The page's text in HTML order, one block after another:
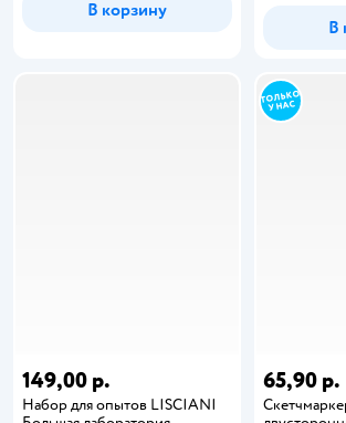
В корзину
В
149,00 р.
Набор для опытов LISCIANI
65,90 р.